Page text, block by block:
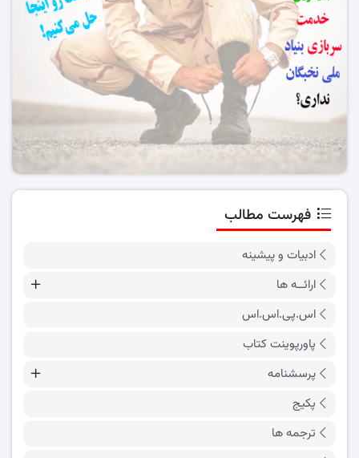
فهرست مطالب
ادبیات و پیشینه
ارائــه ها
اس.پی.اس.اس
پاورپوینت کتاب
پرسشنامه
پکیج
ترجمه ها